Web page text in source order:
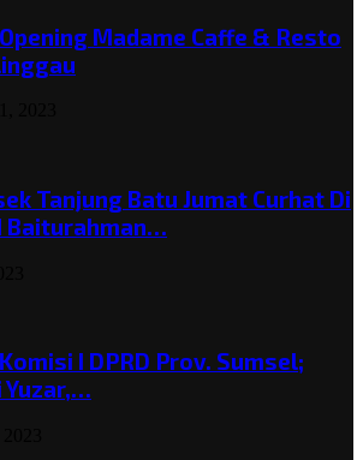
Madame Caffe & Resto
Tanjung Batu Jumat Curhat Di
Baiturahman…
I DPRD Prov. Sumsel;